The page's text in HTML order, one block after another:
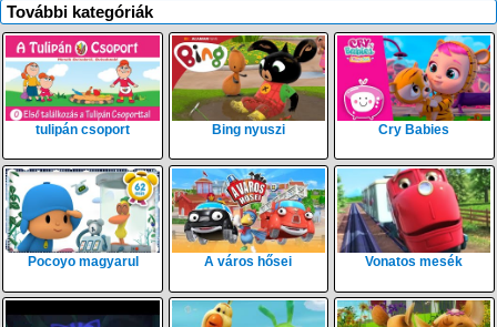
További kategóriák
tulipán csoport Bing nyuszi Cry Babies
Pocoyo magyarul A város hősei Vonatos mesék